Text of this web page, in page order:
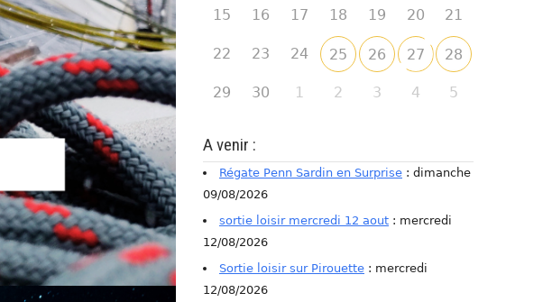
15 16 17 18 19 20 21
22 23 24 25 26 27 28
29 30 1 2 3 4 5
A venir :
Régate Penn Sardin en Surprise : dimanche
09/08/2026
sortie loisir mercredi 12 aout : mercredi
12/08/2026
Sortie loisir sur Pirouette : mercredi
12/08/2026